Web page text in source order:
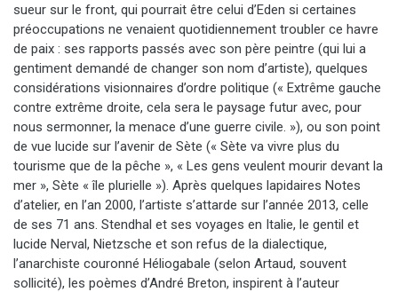
sueur sur le front, qui pourrait être celui d’Eden si certaines
préoccupations ne venaient quotidiennement troubler ce havre
de paix : ses rapports passés avec son père peintre (qui lui a
gentiment demandé de changer son nom d’artiste), quelques
considérations visionnaires d’ordre politique (« Extrême gauche
contre extrême droite, cela sera le paysage futur avec, pour
nous sermonner, la menace d’une guerre civile. »), ou son point
de vue lucide sur l’avenir de Sète (« Sète va vivre plus du
tourisme que de la pêche », « Les gens veulent mourir devant la
mer », Sète « île plurielle »). Après quelques lapidaires Notes
d’atelier, en l’an 2000, l’artiste s’attarde sur l’année 2013, celle
de ses 71 ans. Stendhal et ses voyages en Italie, le gentil et
lucide Nerval, Nietzsche et son refus de la dialectique,
l’anarchiste couronné Héliogabale (selon Artaud, souvent
sollicité), les poèmes d’André Breton, inspirent à l’auteur